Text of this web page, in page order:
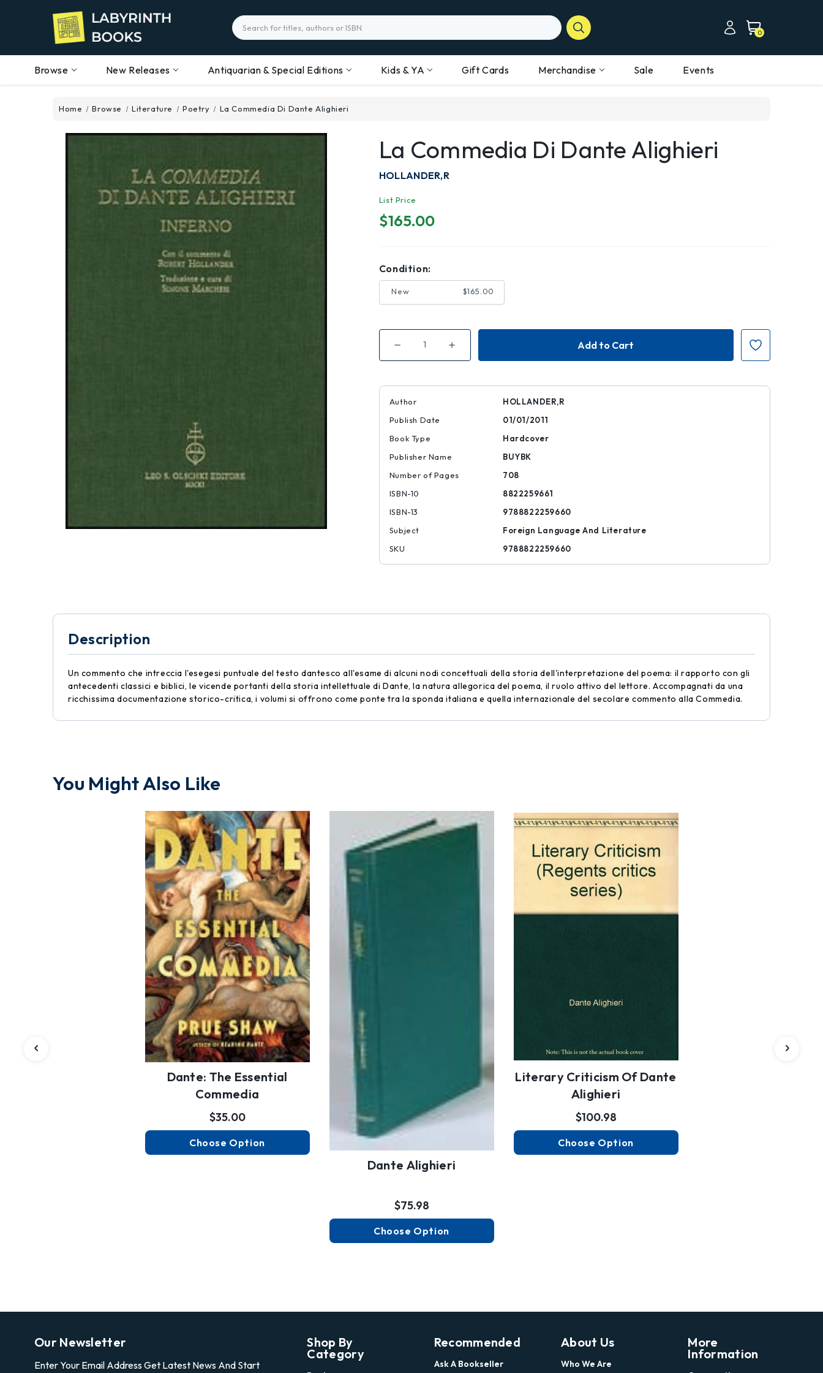
Search
0
Browse New Releases Antiquarian & Special Editions Kids & YA Gift Cards Merchandise Sale Events
Home Browse Literature Poetry La Commedia Di Dante Alighieri
La Commedia Di Dante Alighieri
HOLLANDER,R
List Price
$165.00
Condition:
New $165.00
Decrease
of
Di
Alighieri
Increase
of
Di
Author
HOLLANDER,R
Publish Date
01/01/2011
Book Type
Hardcover
Publisher Name
BUYBK
Number of Pages
708
ISBN-10
8822259661
ISBN-13
9788822259660
Subject
Foreign Language And Literature
SKU
9788822259660
Description
Un commento che intreccia l'esegesi puntuale del testo dantesco all'esame di alcuni nodi concettuali della storia dell'interpretazione del poema: il rapporto con gli
antecedenti classici e biblici, le vicende portanti della storia intellettuale di Dante, la natura allegorica del poema, il ruolo attivo del lettore. Accompagnati da una
ricchissima documentazione storico-critica, i volumi si offrono come ponte tra la sponda italiana e quella internazionale del secolare commento alla Commedia.
You Might Also Like
Dante: The Essential
Commedia
$35.00
Choose Option
Dante Alighieri
$75.98
Choose Option
Literary Criticism Of Dante
Alighieri
$100.98
Choose Option
Our Newsletter
Enter Your Email Address Get Latest News And Start
Shop By
Category
Recommended
Ask A Bookseller
About Us
Who We Are
More
Information